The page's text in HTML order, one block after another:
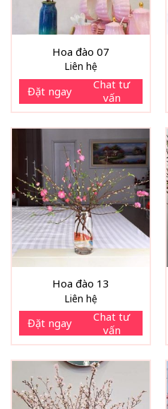
Hoa đào 07
Liên hệ
Đặt ngay
Chat tư
vấn
Hoa đào 13
Liên hệ
Đặt ngay
Chat tư
vấn